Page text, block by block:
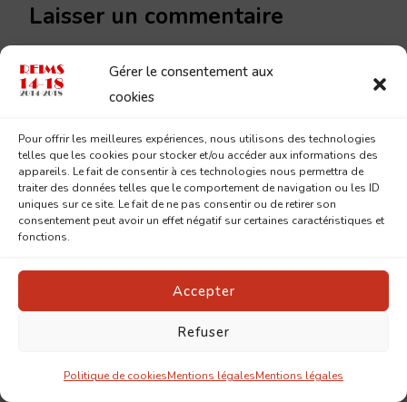
Gérer le consentement aux
cookies
Pour offrir les meilleures expériences, nous utilisons des technologies
telles que les cookies pour stocker et/ou accéder aux informations des
appareils. Le fait de consentir à ces technologies nous permettra de
traiter des données telles que le comportement de navigation ou les ID
uniques sur ce site. Le fait de ne pas consentir ou de retirer son
consentement peut avoir un effet négatif sur certaines caractéristiques et
fonctions.
Accepter
Refuser
Politique de cookiesMentions légalesMentions légales
Laisser un commentaire